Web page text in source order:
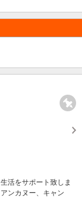
活をサポート致しま
ンカヌー、キャン